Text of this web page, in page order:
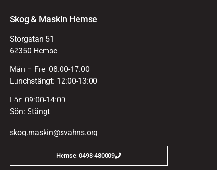
Skog & Maskin Hemse
Storgatan 51
62350 Hemse
Mån – Fre: 08.00-17.00
Lunchstängt: 12:00-13:00
Lör: 09:00-14:00
Sön: Stängt
skog.maskin@svahns.org
Hemse: 0498-480009